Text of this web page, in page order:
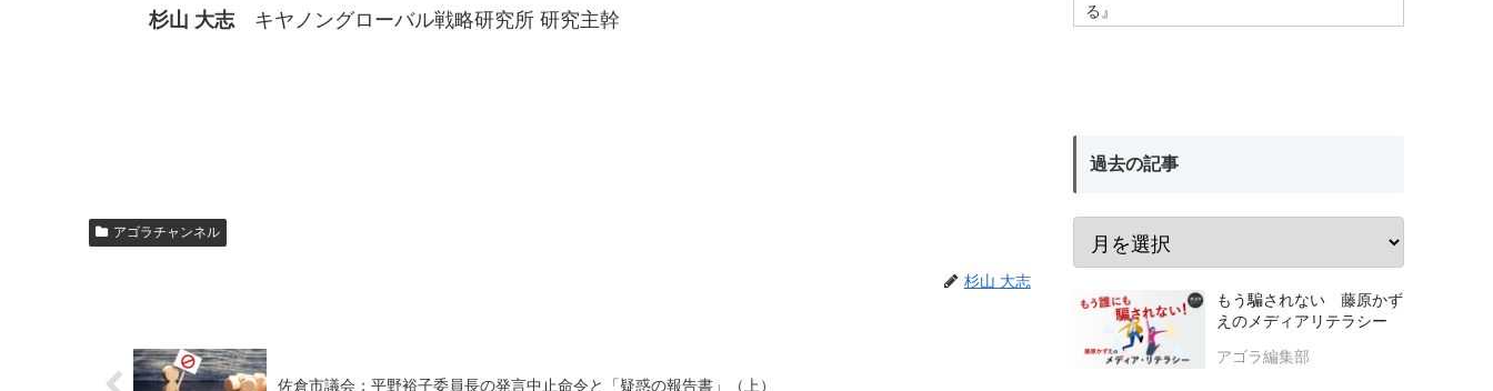
杉山 大志キヤノングローバル戦略研究所 研究主幹
アゴラチャンネル
杉山 大志
佐倉市議会：平野裕子委員長の発言中止命令と「疑惑の報告書」（上）
る』
過去の記事
もう騙されない 藤原かず
えのメディアリテラシー
アゴラ編集部